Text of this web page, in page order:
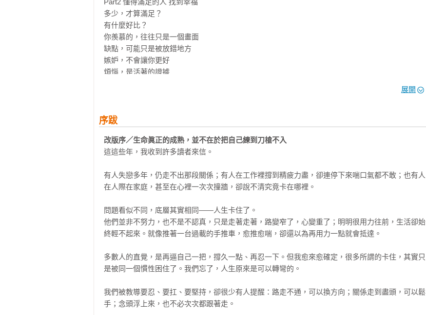
Part2 懂得滿足的人 找到幸福
多少，才算滿足？
有什麼好比？
你羨慕的，往往只是一個畫面
缺點，可能只是被放錯地方
嫉妒，不會讓你更好
煩惱，是活著的證據
活得累，是因為你太努力讓所有人滿意
別再說沒得選
你愈犧牲，愛愈沉重
Part4 懂得轉變的人 無需爭辯
你愈想改變他，關係愈不會改變
真正的尊重，是停止改造對方
誰說事情應該這樣？
你以為在生氣，其實在編劇
你以為是他惹怒你
不合你胃口的，往往最有營養
展開
序跋
改版序／生命眞正的成熟，並不在於把自己練到刀槍不入
這這些年，我收到許多讀者來信。
有人失戀多年，仍走不出那段關係；有人在工作裡撐到精疲力盡，卻連停下來喘口氣都不敢；也有人
在人際在家庭，甚至在心裡一次次撞牆，卻說不清究竟卡在哪裡。
問題看似不同，底層其實相同——人生卡住了。
他們並非不努力，也不是不認真，只是走著走著，路變窄了，心變重了；明明很用力往前，生活卻始
終輕不起來。就像推著一台過載的手推車，愈推愈喘，卻還以為再用力一點就會抵達。
多數人的直覺，是再逼自己一把，撐久一點、再忍一下。但我愈來愈確定，很多所謂的卡住，其實只
是被同一個慣性困住了。我們忘了，人生原來是可以轉彎的。
我們被教導要忍、要扛、要堅持，卻很少有人提醒：路走不通，可以換方向；關係走到盡頭，可以鬆
手；念頭浮上來，也不必次次都跟著走。